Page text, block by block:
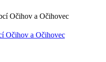
Očihov a Očihovec